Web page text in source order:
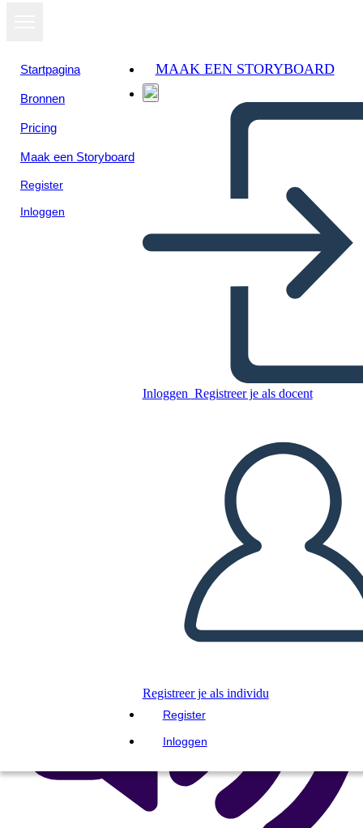
Startpagina
Bronnen
Pricing
Maak een Storyboard
Register
Inloggen
MAAK EEN STORYBOARD
Inloggen Registreer je als docent
Registreer je als individu
Register
Inloggen
MAAK EEN STORYBOARD
DIAVOORSTELLING AFSPELEN
LEES MIJ VOOR